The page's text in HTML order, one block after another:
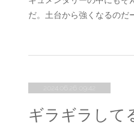
だ。土台から強くなるのだ
ギラギラして